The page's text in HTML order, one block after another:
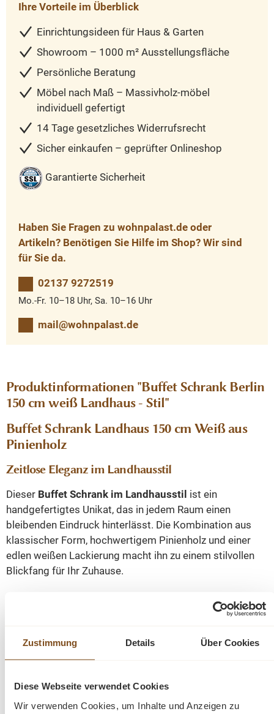
Zustimmung Details Über Cookies
Diese Webseite verwendet Cookies
Wir verwenden Cookies, um Inhalte und Anzeigen zu
Ihre Vorteile im Überblick
Einrichtungsideen für Haus & Garten
Showroom – 1000 m² Ausstellungsfläche
Persönliche Beratung
Möbel nach Maß – Massivholz-möbel
individuell gefertigt
14 Tage gesetzliches Widerrufsrecht
Sicher einkaufen – geprüfter Onlineshop
Garantierte Sicherheit
Haben Sie Fragen zu wohnpalast.de oder
Artikeln? Benötigen Sie Hilfe im Shop? Wir sind
für Sie da.
02137 9272519
Mo.-Fr. 10–18 Uhr, Sa. 10–16 Uhr
mail@wohnpalast.de
Produktinformationen "Buffet Schrank Berlin
150 cm weiß Landhaus - Stil"
Buffet Schrank Landhaus 150 cm Weiß aus
Pinienholz
Zeitlose Eleganz im Landhausstil
Dieser Buffet Schrank im Landhausstil ist ein
handgefertigtes Unikat, das in jedem Raum einen
bleibenden Eindruck hinterlässt. Die Kombination aus
klassischer Form, hochwertigem Pinienholz und einer
edlen weißen Lackierung macht ihn zu einem stilvollen
Blickfang für Ihr Zuhause.
Funktionalität & Stil in einem Möbelstück
Massivholztüren, während derobere Bereich mit
GlasfrontIhre schönsten Wohnaccessoires, Gläser oder
charmant Präsentation und Ordnung.